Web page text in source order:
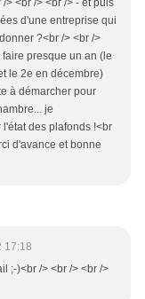
> <br /> <br /> - et puis
d'une entreprise qui
?<br /> <br />
presque un an (le
le 2e en décembre)
à démarcher pour
je
des plafonds !<br
d'avance et bonne
17:18
;-)<br /> <br /> <br />